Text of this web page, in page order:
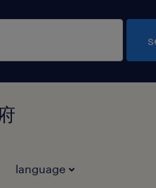
language